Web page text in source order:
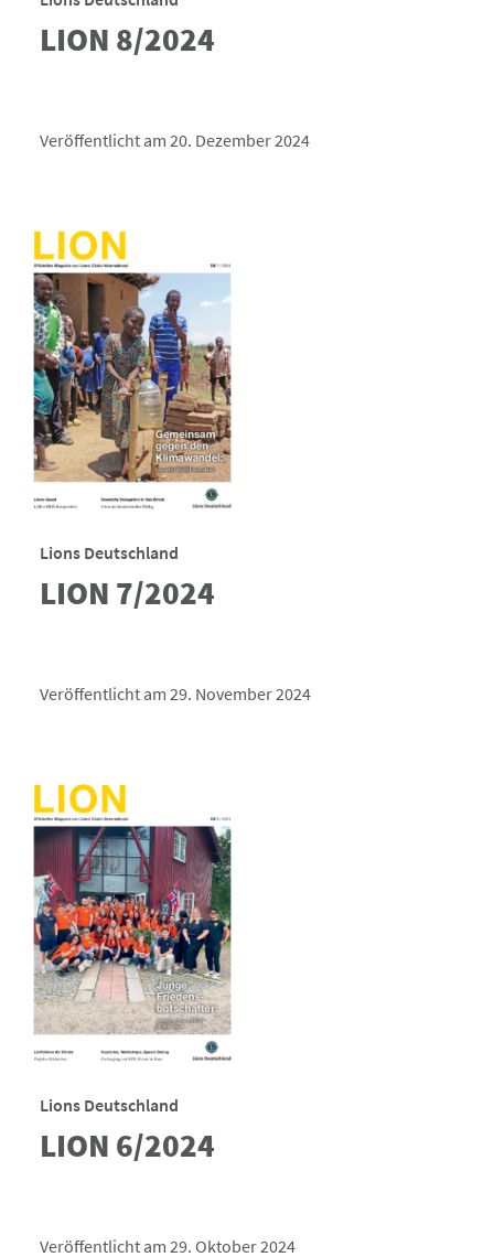
LION 8/2024
Veröffentlicht am 20. Dezember 2024
Lions Deutschland
LION 7/2024
Veröffentlicht am 29. November 2024
Lions Deutschland
LION 6/2024
Veröffentlicht am 29. Oktober 2024